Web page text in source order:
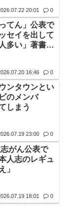
20:01 0
てん」公表で
セイを出して
多い」著書執
16:46 0
ンタウンとい
のメンバ
しまう
23:00 0
がん公表で
人志のレギュ
」
18:01 0